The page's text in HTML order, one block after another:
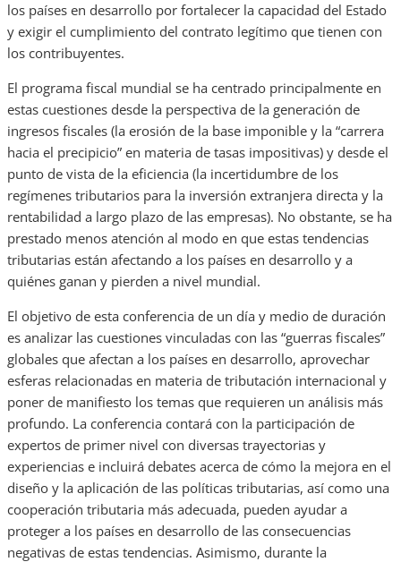
los países en desarrollo por fortalecer la capacidad del Estado
y exigir el cumplimiento del contrato legítimo que tienen con
los contribuyentes.
El programa fiscal mundial se ha centrado principalmente en
estas cuestiones desde la perspectiva de la generación de
ingresos fiscales (la erosión de la base imponible y la “carrera
hacia el precipicio” en materia de tasas impositivas) y desde el
punto de vista de la eficiencia (la incertidumbre de los
regímenes tributarios para la inversión extranjera directa y la
rentabilidad a largo plazo de las empresas). No obstante, se ha
prestado menos atención al modo en que estas tendencias
tributarias están afectando a los países en desarrollo y a
quiénes ganan y pierden a nivel mundial.
El objetivo de esta conferencia de un día y medio de duración
es analizar las cuestiones vinculadas con las “guerras fiscales”
globales que afectan a los países en desarrollo, aprovechar
esferas relacionadas en materia de tributación internacional y
poner de manifiesto los temas que requieren un análisis más
profundo. La conferencia contará con la participación de
expertos de primer nivel con diversas trayectorias y
experiencias e incluirá debates acerca de cómo la mejora en el
diseño y la aplicación de las políticas tributarias, así como una
cooperación tributaria más adecuada, pueden ayudar a
proteger a los países en desarrollo de las consecuencias
negativas de estas tendencias. Asimismo, durante la